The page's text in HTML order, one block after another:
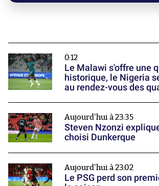
0:12
Le Malawi s'offre une
historique, le Nigeria
au rendez-vous des
Aujourd'hui à 23:35
Steven Nzonzi
choisi Dunkerque
Aujourd'hui à 23:02
Le PSG perd son